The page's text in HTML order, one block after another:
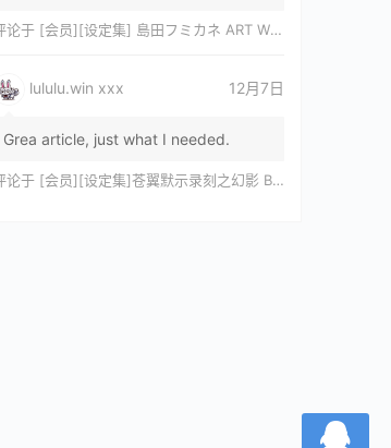
论于 [会员][设定集] 島田フミカネ ART WORKS EXTRA Luminous Witches[DL]
lululu.win xxx 12月7日
Grea article, just what I needed.
论于 [会员][设定集]苍翼默示录刻之幻影 BLAZBLUE CHRONOPHANTASMA 公式設定資料集II